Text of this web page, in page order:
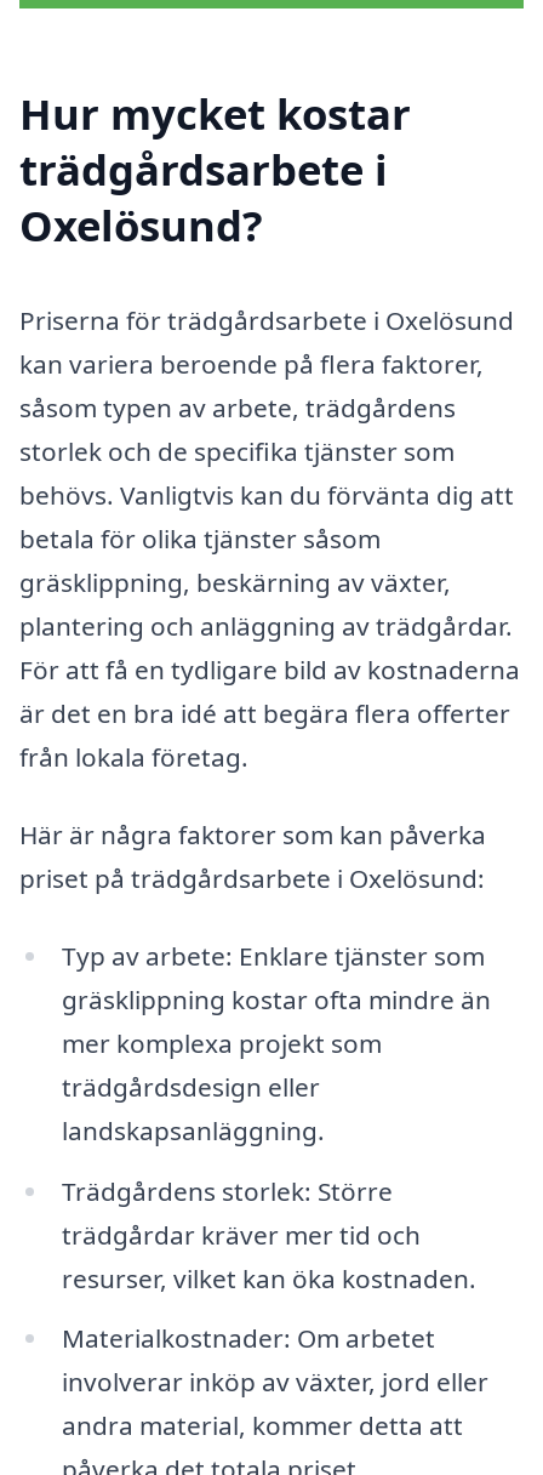
Hur mycket kostar
trädgårdsarbete i
Oxelösund?
Priserna för trädgårdsarbete i Oxelösund
kan variera beroende på flera faktorer,
såsom typen av arbete, trädgårdens
storlek och de specifika tjänster som
behövs. Vanligtvis kan du förvänta dig att
betala för olika tjänster såsom
gräsklippning, beskärning av växter,
plantering och anläggning av trädgårdar.
För att få en tydligare bild av kostnaderna
är det en bra idé att begära flera offerter
från lokala företag.
Här är några faktorer som kan påverka
priset på trädgårdsarbete i Oxelösund:
Typ av arbete: Enklare tjänster som
gräsklippning kostar ofta mindre än
mer komplexa projekt som
trädgårdsdesign eller
landskapsanläggning.
Trädgårdens storlek: Större
trädgårdar kräver mer tid och
resurser, vilket kan öka kostnaden.
Materialkostnader: Om arbetet
involverar inköp av växter, jord eller
andra material, kommer detta att